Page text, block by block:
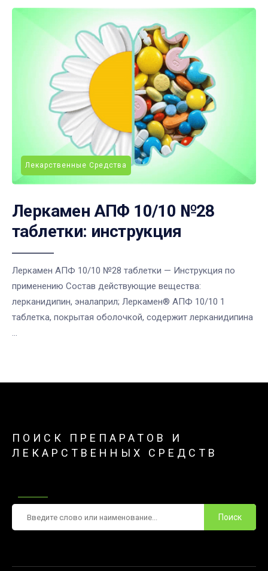
Лекарственные Средства
Леркамен АПФ 10/10 №28
таблетки: инструкция
Леркамен АПФ 10/10 №28 таблетки — Инструкция по
применению Состав действующие вещества:
лерканидипин, эналаприл; Леркамен® АПФ 10/10 1
таблетка, покрытая оболочкой, содержит лерканидипина
...
ПОИСК ПРЕПАРАТОВ И
ЛЕКАРСТВЕННЫХ СРЕДСТВ